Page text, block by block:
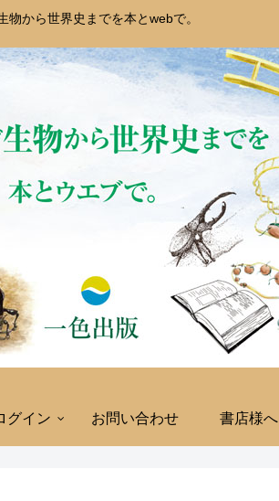
物から世界史までを本とwebで。
グイン お問い合わせ 書店様へ